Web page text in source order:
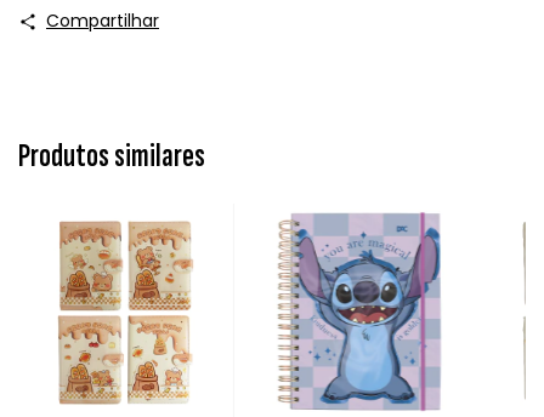
Compartilhar
Produtos similares